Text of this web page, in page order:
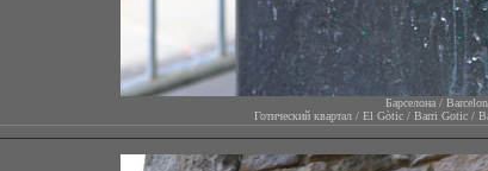
Барселона /
Готический квартал / El Gòtic / Barri Gotic /